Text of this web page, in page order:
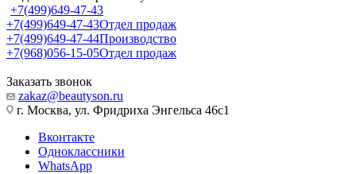
+7(499)649-47-43
+7(499)649-47-43Отдел продаж
+7(499)649-47-44Производство
+7(968)056-15-05Отдел продаж
Заказать звонок
zakaz@beautyson.ru
г. Москва, ул. Фридриха Энгельса 46с1
Вконтакте
Одноклассники
WhatsApp